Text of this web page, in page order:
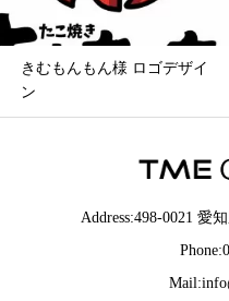
きむもんもん様 ロゴデザイ
ン
Address:498-0021 愛